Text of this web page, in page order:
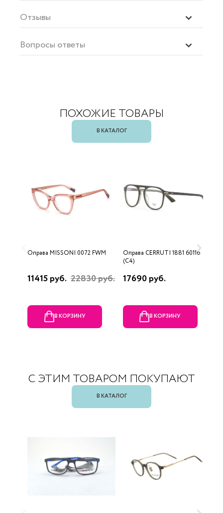
Отзывы
Вопросы ответы
ПОХОЖИЕ ТОВАРЫ
В КАТАЛОГ
Оправа MISSONI 0072 FWM
11415 руб. 22830 руб.
В КОРЗИНУ
Оправа CERRUTI 1881 60116
(C4)
17690 руб.
В КОРЗИНУ
С ЭТИМ ТОВАРОМ ПОКУПАЮТ
В КАТАЛОГ